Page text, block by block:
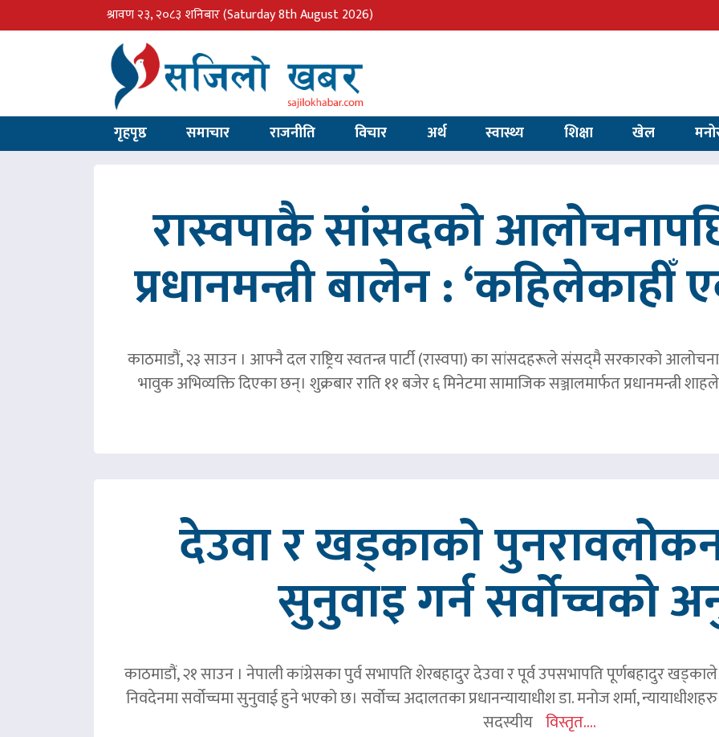
श्रावण २३, २०८३ शनिबार(Saturday 8th August 2026)
गृहपृष्ठ समाचार राजनीति विचार अर्थ स्वास्थ्य शिक्षा खेल
रास्वपाकै सांसदको
प्रधानमन्त्री बालेन : ‘कहिलेकाहीँ
काठमाडौं, २३ साउन । आफ्नै दल राष्ट्रिय स्वतन्त्र पार्टी (रास्वपा) का सांसदहरूले संसद्‌मै सरकारको आलोचना
भावुक अभिव्यक्ति दिएका छन्। शुक्रबार राति ११ बजेर ६ मिनेटमा सामाजिक सञ्जालमार्फत
देउवा र खड्काको
सुनुवाइ गर्न सर्वोच्चको
काठमाडौं, २१ साउन । नेपाली कांग्रेसका पुर्व सभापति शेरबहादुर देउवा र पूर्व उपसभापति पूर्णबहादुर
निवदेनमा सर्वोच्चमा सुनुवाई हुने भएको छ। सर्वोच्च अदालतका प्रधानन्यायाधीश डा. मनोज शर्मा,
सदस्यीय विस्तृत....